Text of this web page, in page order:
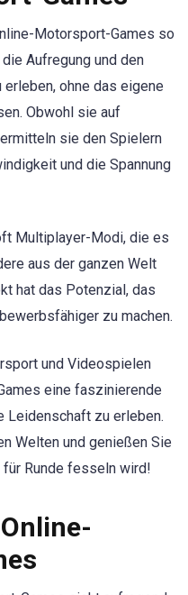
Motorsport-Games so
Aufregung und den
ohne das eigene
Obwohl sie auf
sie den Spielern
und die Spannung
Multiplayer-Modi, die es
aus der ganzen Welt
hat das Potenzial, das
zu machen.
und Videospielen
eine faszinierende
Leidenschaft zu erleben.
Welten und genießen Sie
Runde fesseln wird!